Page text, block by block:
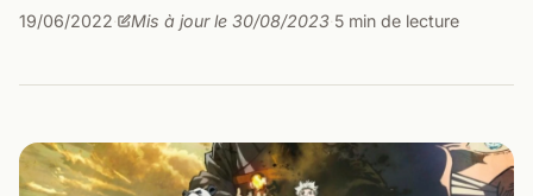
19/06/2022· Mis à jour le 30/08/2023· 5 min de lecture